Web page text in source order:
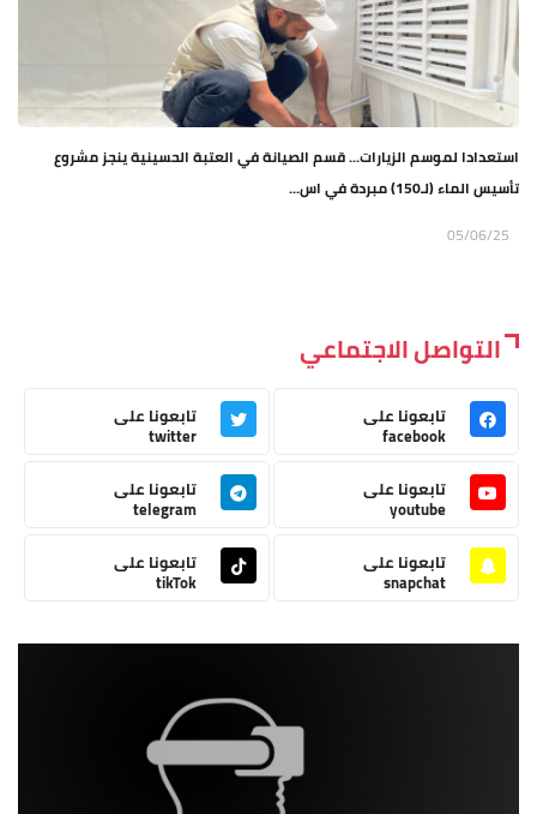
استعدادا لموسم الزيارات... قسم الصيانة في العتبة الحسينية ينجز مشروع
تأسيس الماء (لـ150) مبردة في اس...
05/06/25
التواصل الاجتماعي
تابعونا على
facebook
تابعونا على
twitter
تابعونا على
youtube
تابعونا على
telegram
تابعونا على
snapchat
تابعونا على
tikTok